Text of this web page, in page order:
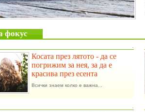
фокус
Косата през лятото - да се
погрижим за нея, за да е
красива през есента
Всички знаем колко е важна...